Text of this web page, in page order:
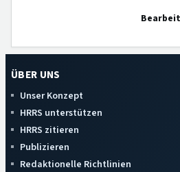
ÜBER UNS
Unser Konzept
HRRS unterstützen
HRRS zitieren
Publizieren
Redaktionelle Richtlinien